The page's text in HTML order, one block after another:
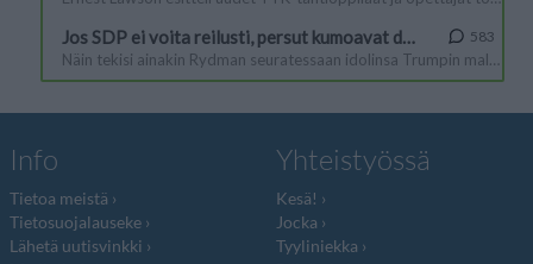
Info
Tietoa meistä
Tietosuojalauseke
Lähetä uutisvinkki
Yhteistyössä
Kesä!
Jocka
Tyyliniekka